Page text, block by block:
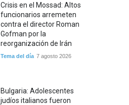
Crisis en el Mossad: Altos
funcionarios arremeten
contra el director Roman
Gofman por la
reorganización de Irán
Tema del día 7 agosto 2026
Bulgaria: Adolescentes
judíos italianos fueron